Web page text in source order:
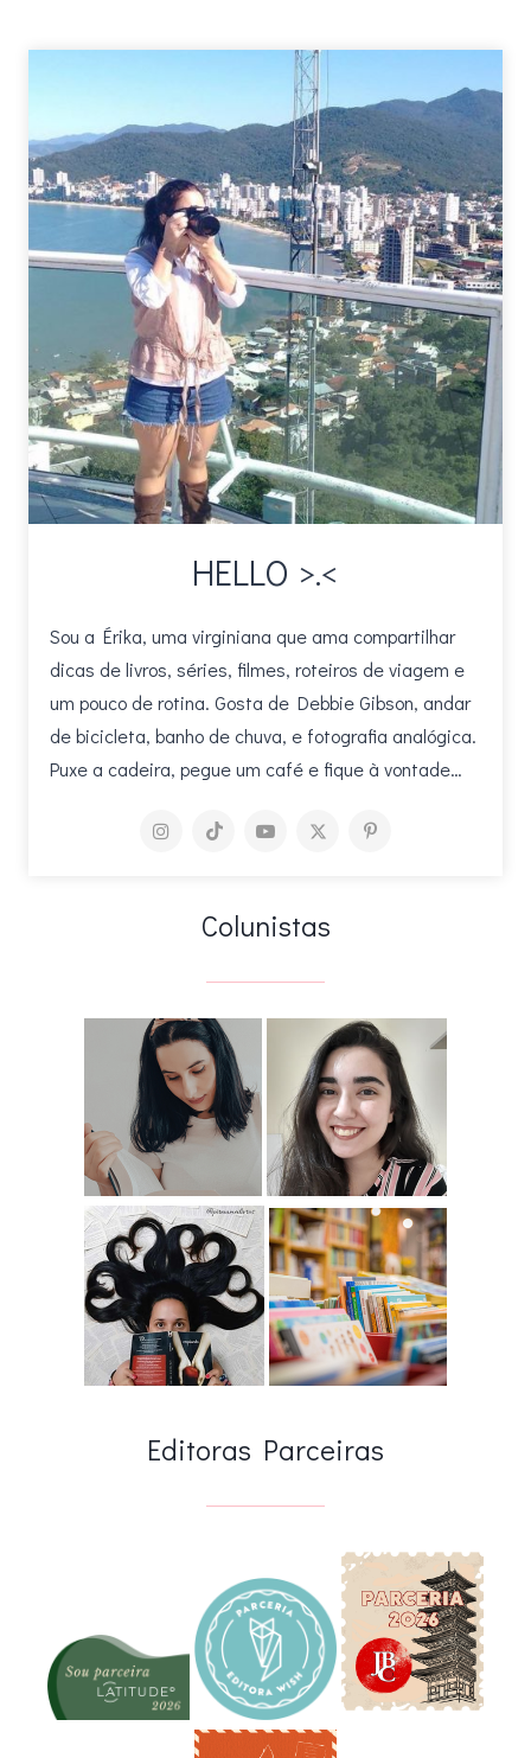
MÁFIA,
SEGREDOS
NA
CAROLINA
DO
SUL
HELLO >.<
Sou a Érika, uma virginiana que ama compartilhar
dicas de livros, séries, filmes, roteiros de viagem e
um pouco de rotina. Gosta de Debbie Gibson, andar
de bicicleta, banho de chuva, e fotografia analógica.
Puxe a cadeira, pegue um café e fique à vontade…
Colunistas
Editoras Parceiras